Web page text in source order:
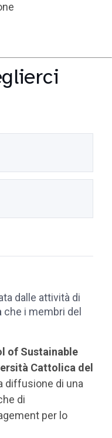
dalle attività di
che i membri del
of Sustainable
Cattolica del
diffusione di una
di
per lo